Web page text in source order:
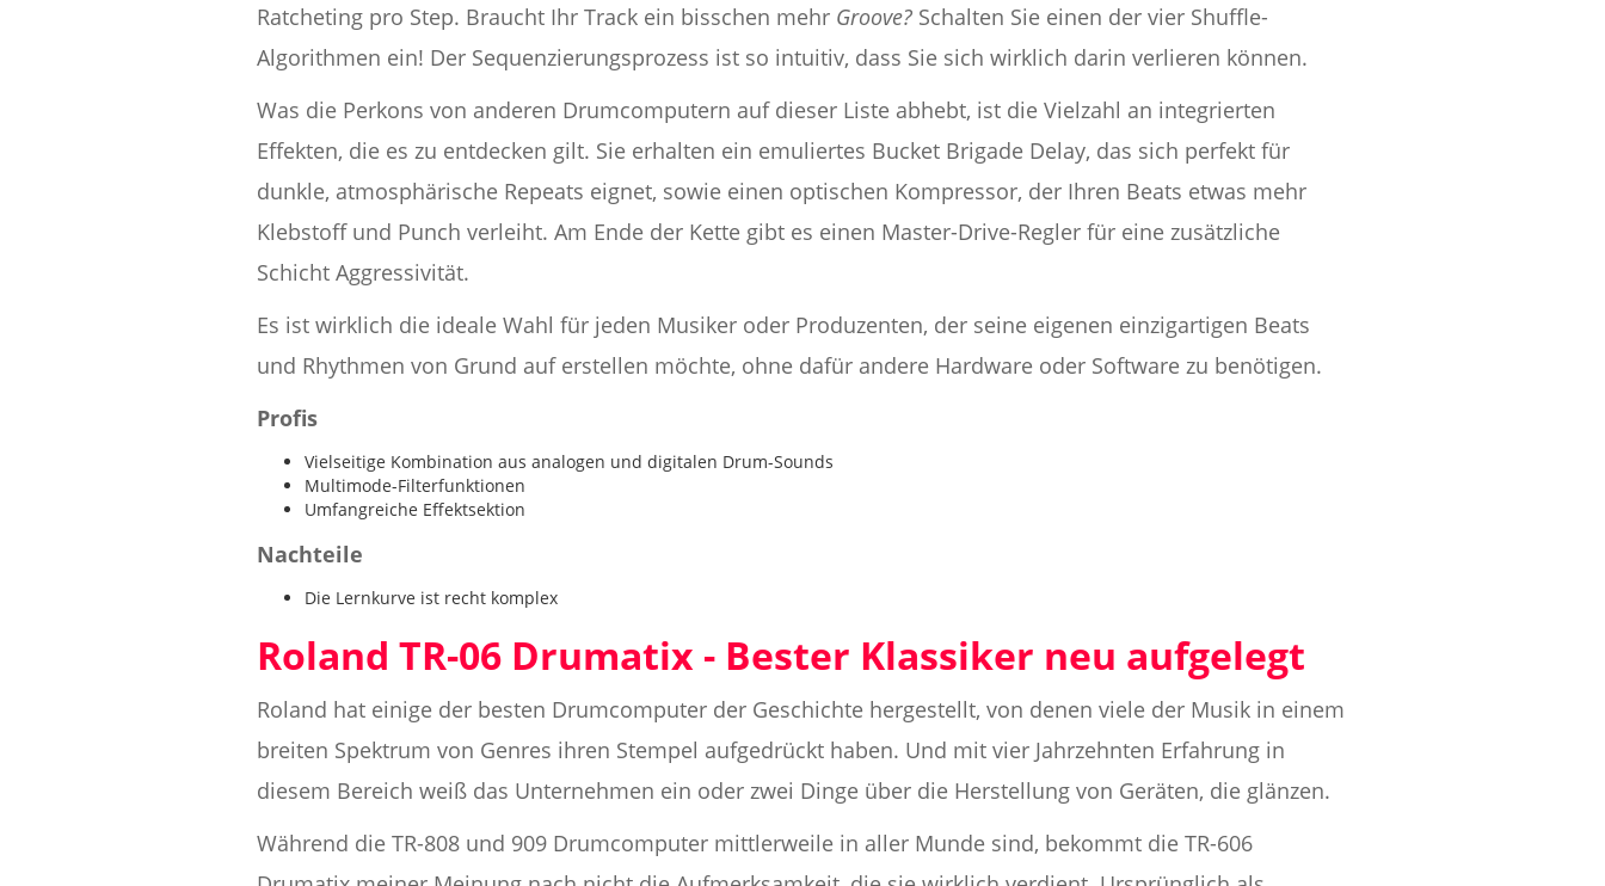
Ratcheting pro Step. Braucht Ihr Track ein bisschen mehr Groove? Schalten Sie einen der vier Shuffle-
Algorithmen ein! Der Sequenzierungsprozess ist so intuitiv, dass Sie sich wirklich darin verlieren können.
Was die Perkons von anderen Drumcomputern auf dieser Liste abhebt, ist die Vielzahl an integrierten
Effekten, die es zu entdecken gilt. Sie erhalten ein emuliertes Bucket Brigade Delay, das sich perfekt für
dunkle, atmosphärische Repeats eignet, sowie einen optischen Kompressor, der Ihren Beats etwas mehr
Klebstoff und Punch verleiht. Am Ende der Kette gibt es einen Master-Drive-Regler für eine zusätzliche
Schicht Aggressivität.
Es ist wirklich die ideale Wahl für jeden Musiker oder Produzenten, der seine eigenen einzigartigen Beats
und Rhythmen von Grund auf erstellen möchte, ohne dafür andere Hardware oder Software zu benötigen.
Profis
Vielseitige Kombination aus analogen und digitalen Drum-Sounds
Multimode-Filterfunktionen
Umfangreiche Effektsektion
Nachteile
Die Lernkurve ist recht komplex
Roland TR-06 Drumatix - Bester Klassiker neu aufgelegt
Roland hat einige der besten Drumcomputer der Geschichte hergestellt, von denen viele der Musik in einem
breiten Spektrum von Genres ihren Stempel aufgedrückt haben. Und mit vier Jahrzehnten Erfahrung in
diesem Bereich weiß das Unternehmen ein oder zwei Dinge über die Herstellung von Geräten, die glänzen.
Während die TR-808 und 909 Drumcomputer mittlerweile in aller Munde sind, bekommt die TR-606